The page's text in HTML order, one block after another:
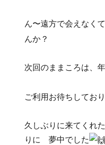
ん〜遠方で会えなくて
んか？
次回のままころは、
ご利用お待ちしており
久しぶりに来てく
りに 夢中でした